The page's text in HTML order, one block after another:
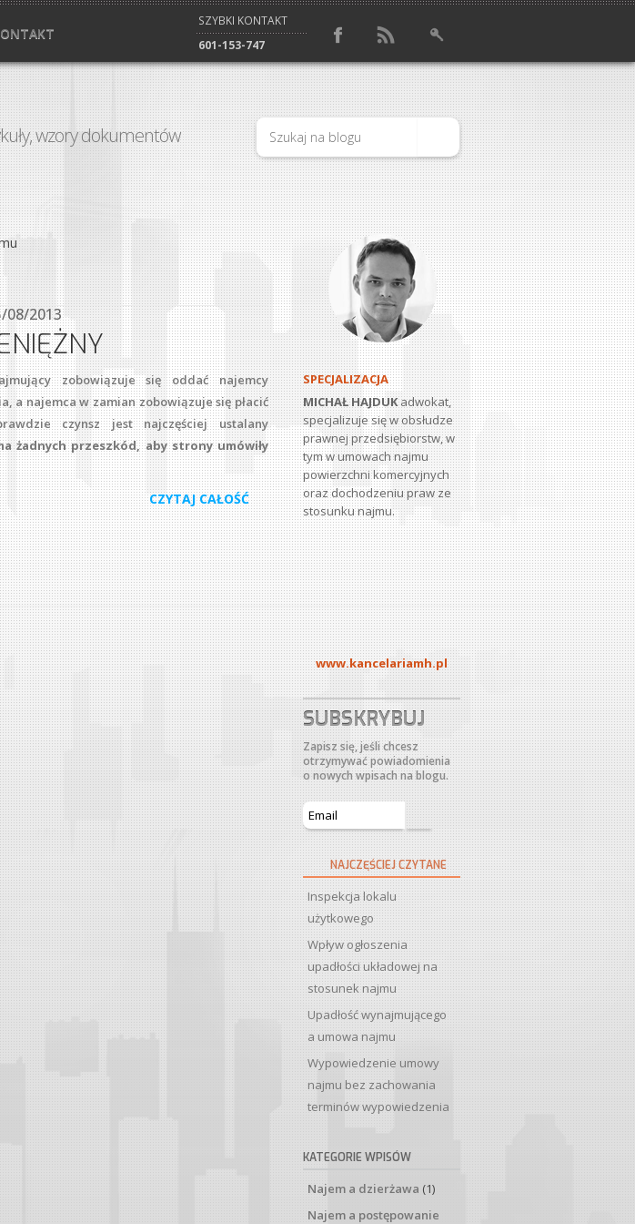
SZYBKI KONTAKT
601-153-747
wzory dokumentów
SPECJALIZACJA
MICHAŁ HAJDUKadwokat,
specjalizuje się w obsłudze
prawnej przedsiębiorstw, w
tym w umowach najmu
powierzchni komercyjnych
oraz dochodzeniu praw ze
stosunku najmu.
www.kancelariamh.pl
SUBSKRYBUJ
Zapisz się, jeśli chcesz
otrzymywać powiadomienia
o nowych wpisach na blogu.
NAJCZĘŚCIEJ CZYTANE
Inspekcja lokalu
użytkowego
Wpływ ogłoszenia
upadłości układowej na
stosunek najmu
Upadłość wynajmującego
a umowa najmu
Wypowiedzenie umowy
najmu bez zachowania
terminów wypowiedzenia
KATEGORIE WPISÓW
Najem a dzierżawa (1)
Najem a postępowanie
08/2013
zobowiązuje się oddać najemcy
a najemca w zamian zobowiązuje się płacić
czynsz jest najczęściej ustalany
żadnych przeszkód, aby strony umówiły
CZYTAJ CAŁOŚĆ